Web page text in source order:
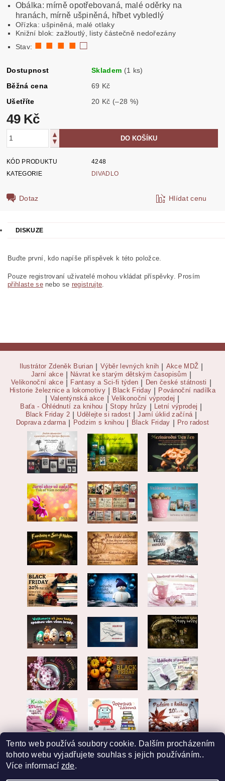
Obálka: mírně opotřebovaná, malé oděrky na
hranách, mírně ušpiněná, hřbet vybledlý
Ořízka: ušpiněná, malé otlaky
Knižní blok: zažloutlý, listy částečně nedořezány
Stav: ■ ■ ■ ■ □
Dostupnost Skladem (1 ks)
Běžná cena
69 Kč
Ušetříte
20 Kč (–28 %)
49 Kč
KÓD PRODUKTU
4248
KATEGORIE
DIVADLO
Dotaz Hlídat cenu
DISKUZE
Buďte první, kdo napíše příspěvek k této položce.
Pouze registrovaní uživatelé mohou vkládat příspěvky. Prosím
přihlaste senebo se registrujte.
Ilustrátor Zdeněk Burian Výběr levných knih Akce MDŽ
Jarní akce Návrat ke starým dětským časopisům
Velikonoční akce Fantasy a Sci-fi týden Den české státnosti
Historie železnice a lokomotivy Black Friday Povánoční nadílka
Valentýnská akce Velikonoční výprodej
Baťa - Ohlédnutí za knihou Stopy hrůzy Letní výprodej
Black Friday 2 Udělejte si radost Jarní úklid začíná
Doprava zdarma Podzim s knihou Black Friday Pro radost
Tento web používá soubory cookie. Dalším procházením
tohoto webu vyjadřujete souhlas s jejich používáním..
Více informací zde.